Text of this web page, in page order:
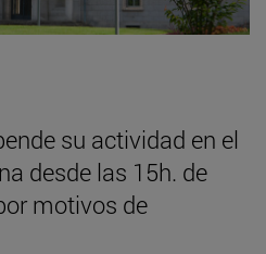
su actividad en el
desde las 15h. de
motivos de